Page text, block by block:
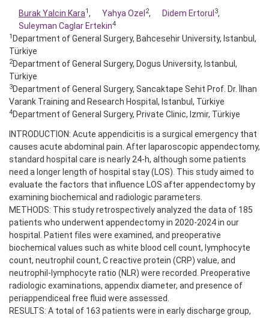
Burak Yalcin Kara1, Yahya Ozel 2, Didem Ertorul 3,
Suleyman Caglar Ertekin4
1 Department of General Surgery, Bahcesehir University, Istanbul,
Türkiye
2Department of General Surgery, Dogus University, Istanbul,
Türkiye
3Department of General Surgery, Sancaktape Sehit Prof. Dr. İlhan
Varank Training and Research Hospital, Istanbul, Türkiye
4Department of General Surgery, Private Clinic, Izmir, Türkiye
INTRODUCTION: Acute appendicitis is a surgical emergency that
causes acute abdominal pain. After laparoscopic appendectomy,
standard hospital care is nearly 24-h, although some patients
need a longer length of hospital stay (LOS). This study aimed to
evaluate the factors that influence LOS after appendectomy by
examining biochemical and radiologic parameters.
METHODS: This study retrospectively analyzed the data of 185
patients who underwent appendectomy in 2020-2024 in our
hospital. Patient files were examined, and preoperative
biochemical values such as white blood cell count, lymphocyte
count, neutrophil count, C reactive protein (CRP) value, and
neutrophil-lymphocyte ratio (NLR) were recorded. Preoperative
radiologic examinations, appendix diameter, and presence of
periappendiceal free fluid were assessed.
RESULTS: A total of 163 patients were in early discharge group,